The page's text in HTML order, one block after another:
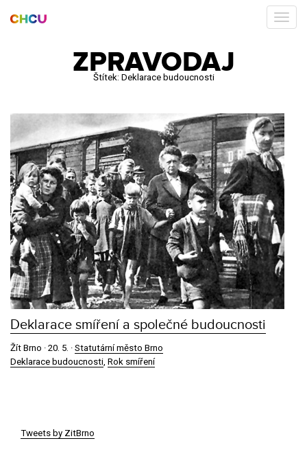
ZPRAVODAJ
Štítek: Deklarace budoucnosti
Deklarace smíření a společné budoucnosti
Žít Brno · 20. 5. · Statutární město Brno
Deklarace budoucnosti, Rok smíření
Tweets by ZitBrno